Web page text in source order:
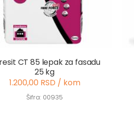
CT 85 lepak za fasadu
25 kg
1.200,00 RSD / kom
Šifra: 00935